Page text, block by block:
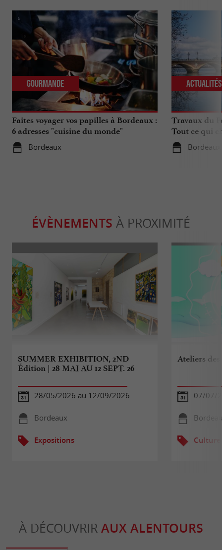
Faites voyager vos papilles à Bordeaux :
6 adresses "cuisine du monde"
Bordeaux
Gourmande
Travaux du
Tout ce qui
Bordeaux
Actualités
ÉVÈNEMENTS À PROXIMITÉ
SUMMER EXHIBITION, 2ND
Édition | 28 MAI AU 12 SEPT. 26
28/05/2026 au 12/09/2026
Bordeaux
Expositions
Ateliers des
07/07/
Culture
À DÉCOUVRIR AUX ALENTOURS